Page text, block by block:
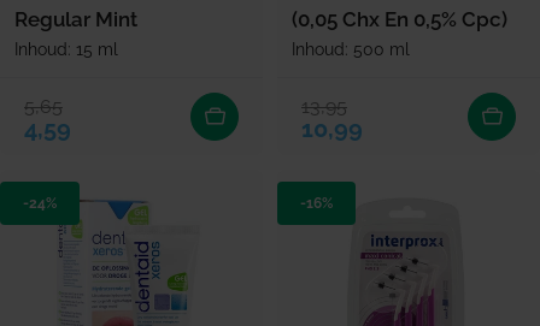
Regular Mint
Inhoud: 15 ml
Verkoopprijs
4,59
Normale prijs
5,65
(0,05 Chx En 0,5% Cpc)
Inhoud: 500 ml
Verkoopprijs
10,99
Normale prijs
13,95
-24% -16%